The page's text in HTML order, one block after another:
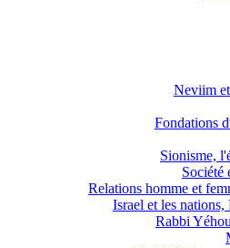
Neviim
Fondations
Sionisme,
Société
Relations homme et
Israel et les
Rabbi